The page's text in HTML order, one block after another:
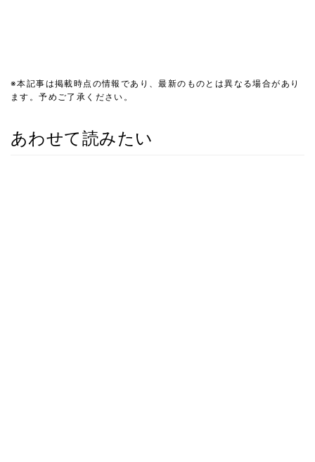
※本記事は掲載時点の情報であり、最新のものとは異なる場合があり
ます。予めご了承ください。
あわせて読みたい